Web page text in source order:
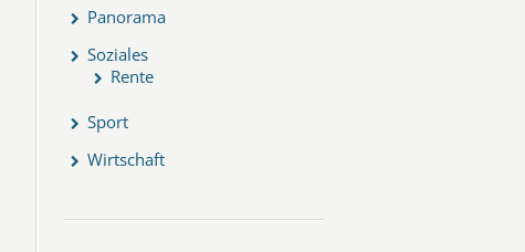
Panorama
Soziales
Rente
Sport
Wirtschaft